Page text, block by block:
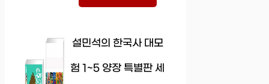
설민석의 한국사 대모
험 1~5 양장 특별판 세